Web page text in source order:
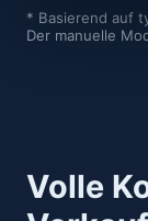
* Basierend auf
Der manuelle
Volle